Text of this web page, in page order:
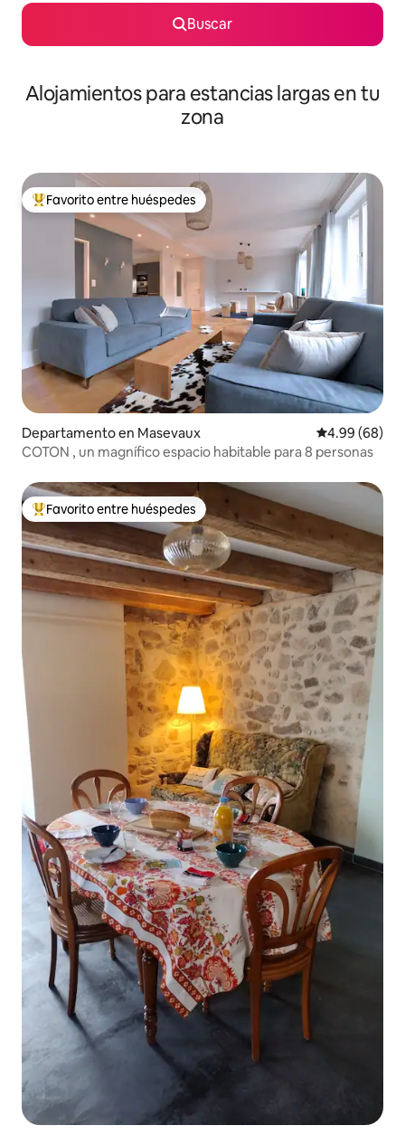
Buscar
Alojamientos para estancias largas en tu
zona
De los mejores en Favorito entre huéspedes
Favorito entre huéspedes
Departamento en Masevaux Calificación
4.99 (68)
COTON , un magnífico espacio habitable para 8 personas
De los mejores en Favorito entre huéspedes
Favorito entre huéspedes